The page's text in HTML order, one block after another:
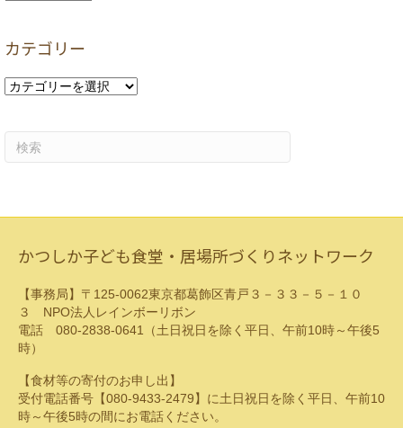
イ
カテゴリー
カ
かつしか子ども食堂・居場所づくりネットワーク
【事務局】〒125-0062東京都葛飾区青戸３－３３－５－１０
３ NPO法人レインボーリボン
電話 080-2838-0641（土日祝日を除く平日、午前10時～午後5
時）
【食材等の寄付のお申し出】
受付電話番号【080-9433-2479】に土日祝日を除く平日、午前10
時～午後5時の間にお電話ください。